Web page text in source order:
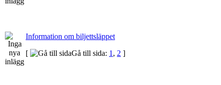
Information om biljettsläppet
[
Gå till sida: 1 , 2 ]